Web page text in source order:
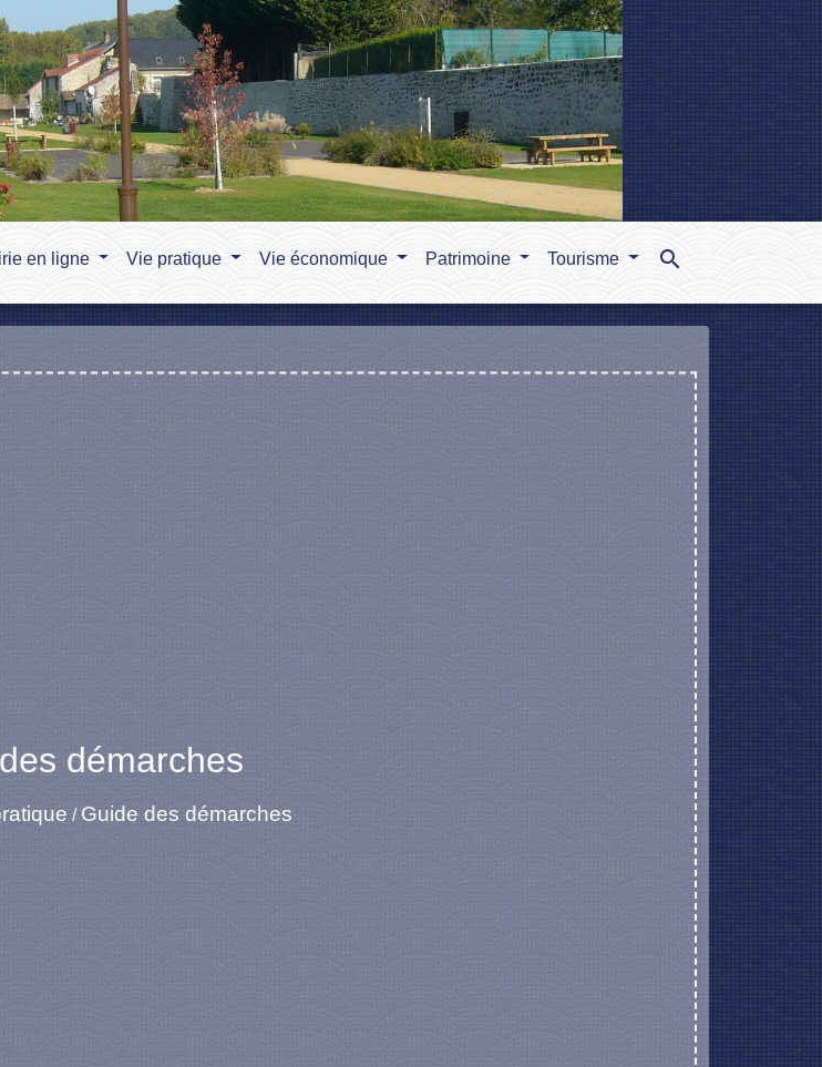
en ligne Vie pratique Vie économique Patrimoine Tourisme search
démarches
/ Guide des démarches